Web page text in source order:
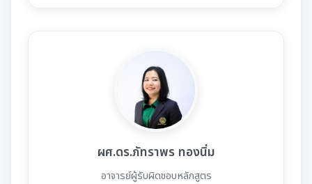
ผศ.ดร.ภัทราพร ทองนิ่ม
อาจารย์ผู้รับผิดชอบหลักสูตร